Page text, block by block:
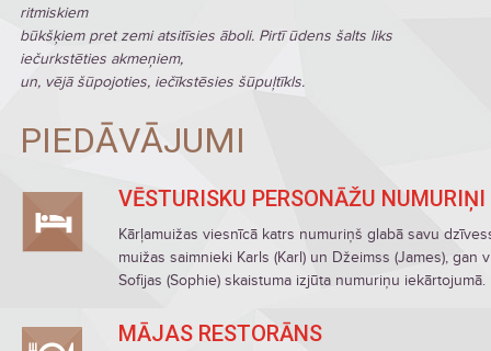
ritmiskiem
būkšķiem pret zemi atsitīsies āboli. Pirtī ūdens šalts liks
iečurkstēties akmeņiem,
un, vējā šūpojoties, iečīkstēsies šūpuļtīkls.
PIEDĀVĀJUMI
VĒSTURISKU PERSONĀŽU NUMURIŅI
Kārļamuižas viesnīcā katrs numuriņš glabā savu
muižas saimnieki Karls (Karl) un Džeimss (James),
Sofijas (Sophie) skaistuma izjūta numuriņu iekārtojumā.
MĀJAS RESTORĀNS